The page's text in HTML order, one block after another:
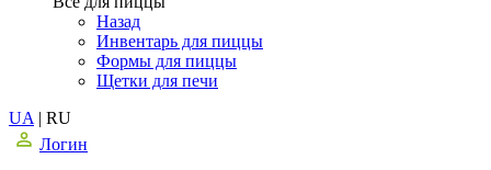
Назад
Инвентарь для пиццы
Формы для пиццы
Щетки для печи
UA | RU
Логин